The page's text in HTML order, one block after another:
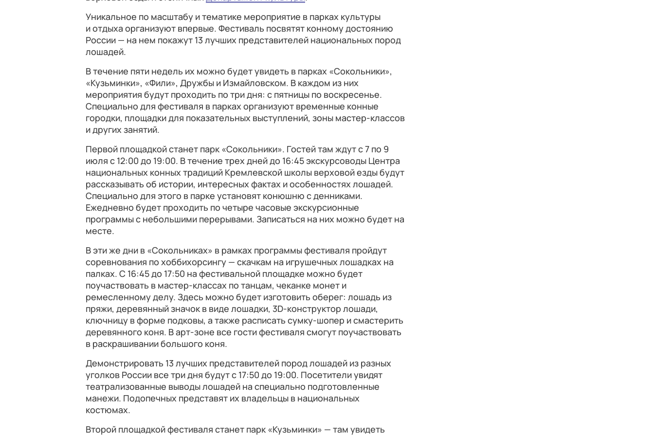
Уникальное по масштабу и тематике мероприятие в парках культуры
и отдыха организуют впервые. Фестиваль посвятят конному достоянию
России — на нем покажут 13 лучших представителей национальных пород
лошадей.
В течение пяти недель их можно будет увидеть в парках «Сокольники»,
«Кузьминки», «Фили», Дружбы и Измайловском. В каждом из них
мероприятия будут проходить по три дня: с пятницы по воскресенье.
Специально для фестиваля в парках организуют временные конные
городки, площадки для показательных выступлений, зоны мастер-классов
и других занятий.
Первой площадкой станет парк «Сокольники». Гостей там ждут с 7 по 9
июля с 12:00 до 19:00. В течение трех дней до 16:45 экскурсоводы Центра
национальных конных традиций Кремлевской школы верховой езды будут
рассказывать об истории, интересных фактах и особенностях лошадей.
Специально для этого в парке установят конюшню с денниками.
Ежедневно будет проходить по четыре часовые экскурсионные
программы с небольшими перерывами. Записаться на них можно будет на
месте.
В эти же дни в «Сокольниках» в рамках программы фестиваля пройдут
соревнования по хоббихорсингу — скачкам на игрушечных лошадках на
палках. С 16:45 до 17:50 на фестивальной площадке можно будет
поучаствовать в мастер-классах по танцам, чеканке монет и
ремесленному делу. Здесь можно будет изготовить оберег: лошадь из
пряжи, деревянный значок в виде лошадки, 3D-конструктор лошади,
ключницу в форме подковы, а также расписать сумку-шопер и смастерить
деревянного коня. В арт-зоне все гости фестиваля смогут поучаствовать
в раскрашивании большого коня.
Демонстрировать 13 лучших представителей пород лошадей из разных
уголков России все три дня будут с 17:50 до 19:00. Посетители увидят
театрализованные выводы лошадей на специально подготовленные
манежи. Подопечных представят их владельцы в национальных
костюмах.
Второй площадкой фестиваля станет парк «Кузьминки» — там увидеть